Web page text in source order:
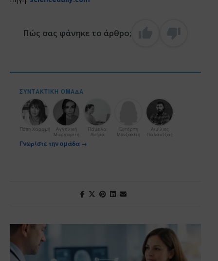
Πώς σας φάνηκε το άρθρο;
ΣΥΝΤΑΚΤΙΚΉ ΟΜΆΔΑ
Πόπη Χαραμή
Αγγελική
Μαργαρίτη
Πάμελα
Λύτρα
Ευτέρπη
Μουζακίτη
Αιμίλιος
Παλάντζας
Γνωρίστε την ομάδα →